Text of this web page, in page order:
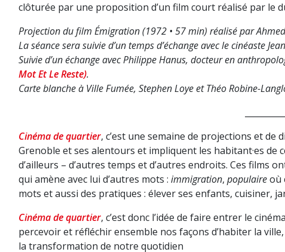
clôturée par une proposition d’un film court réalisé par le
Projection du film Émigration (1972 • 57 min) réalisé par
La séance sera suivie d’un temps d’échange avec le cinéaste
Suivie d’un échange avec Philippe Hanus, docteur en
Mot Et Le Reste).
Carte blanche à Ville Fumée, Stephen Loye et Théo Robine-
Cinéma de quartier, c’est une semaine de projections et
Grenoble et ses alentours et impliquent les habitant·es de
d’ailleurs – d’autres temps et d’autres endroits. Ces films
qui amène avec lui d’autres mots : immigration, populaireoù
mots et aussi des pratiques : élever ses enfants, cuisiner,
Cinéma de quartier, c’est donc l’idée de faire entrer le
percevoir et réfléchir ensemble nos façons d’habiter la
la transformation de notre quotidien